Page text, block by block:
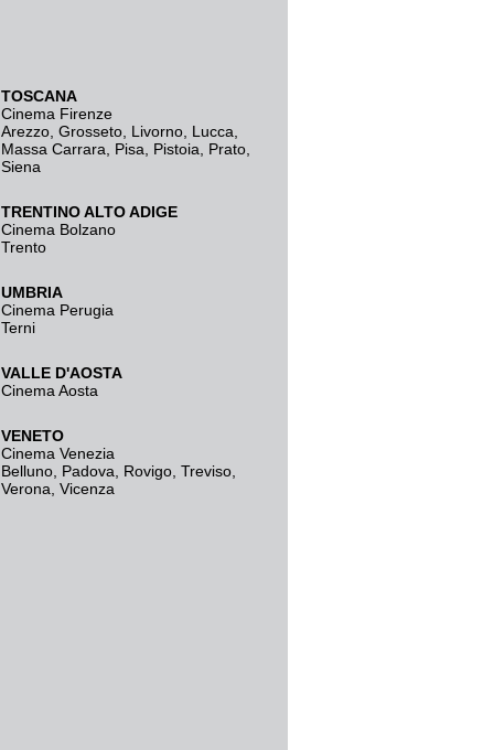
TOSCANA
Cinema Firenze
Arezzo Grosseto Livorno Lucca
Massa Carrara
Pisa Pistoia Prato
Siena
TRENTINO ALTO ADIGE
Cinema Bolzano
Trento
UMBRIA
Cinema Perugia
Terni
VALLE D'AOSTA
Cinema Aosta
VENETO
Cinema Venezia
Belluno Padova Rovigo Treviso
Verona Vicenza